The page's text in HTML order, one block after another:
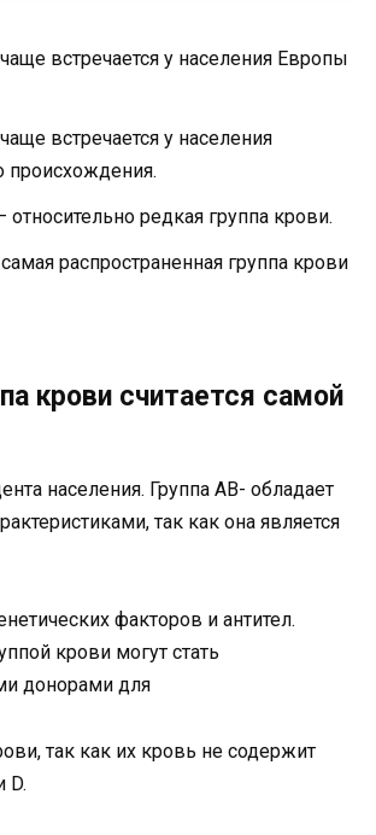
встречается у населения Европы
встречается у населения
происхождения.
относительно редкая группа крови.
распространенная группа крови
крови считается самой
населения. Группа AB- обладает
так как она является
факторов и антител.
крови могут стать
донорами для
так как их кровь не содержит
D.